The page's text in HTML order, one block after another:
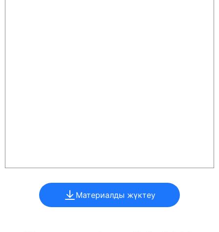
Материалды жүктеу